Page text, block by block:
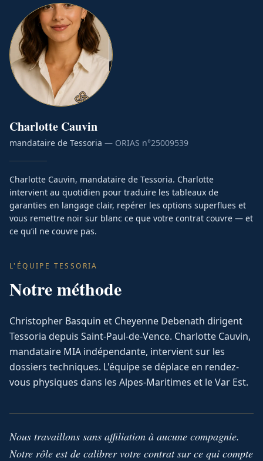
Charlotte Cauvin
mandataire de Tessoria — ORIAS n°25009539
Charlotte Cauvin, mandataire de Tessoria. Charlotte
intervient au quotidien pour traduire les tableaux de
garanties en langage clair, repérer les options superflues et
vous remettre noir sur blanc ce que votre contrat couvre — et
ce qu’il ne couvre pas.
L'ÉQUIPE TESSORIA
Notre méthode
Christopher Basquin et Cheyenne Debenath dirigent
Tessoria depuis Saint-Paul-de-Vence. Charlotte Cauvin,
mandataire MIA indépendante, intervient sur les
dossiers techniques. L'équipe se déplace en rendez-
vous physiques dans les Alpes-Maritimes et le Var Est.
Nous travaillons sans affiliation à aucune compagnie.
Notre rôle est de calibrer votre contrat sur ce qui compte